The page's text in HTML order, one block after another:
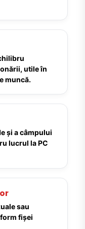
utile în
muncă.
și a câmpului
lucrul la PC
sau
fișei